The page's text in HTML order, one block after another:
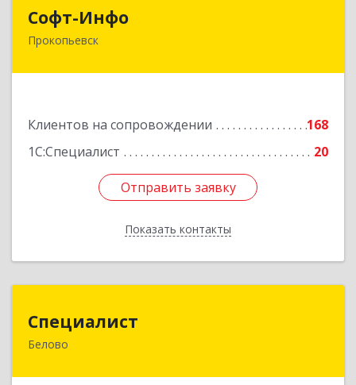
Софт-Инфо
Прокопьевск
Клиентов на сопровождении
168
1С:Специалист
20
Отправить заявку
Показать контакты
653039, Кемеровская область - Кузбасс,
Подробнее
Отправить заявку
Назад
Специалист
Белово
Кемеровская обл, Белово г, Ленина ул, дом №